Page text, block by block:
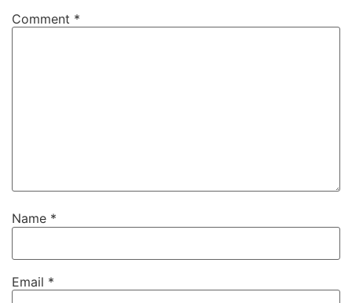
Comment *
Name *
Email *